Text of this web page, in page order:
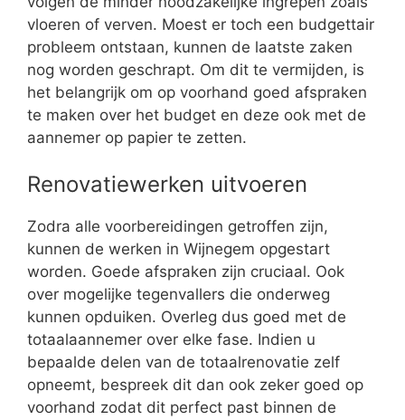
vloeren of verven. Moest er toch een budgettair
probleem ontstaan, kunnen de laatste zaken
nog worden geschrapt. Om dit te vermijden, is
het belangrijk om op voorhand goed afspraken
te maken over het budget en deze ook met de
aannemer op papier te zetten.
Renovatiewerken uitvoeren
Zodra alle voorbereidingen getroffen zijn,
kunnen de werken in Wijnegem opgestart
worden. Goede afspraken zijn cruciaal. Ook
over mogelijke tegenvallers die onderweg
kunnen opduiken. Overleg dus goed met de
totaalaannemer over elke fase. Indien u
bepaalde delen van de totaalrenovatie zelf
opneemt, bespreek dit dan ook zeker goed op
voorhand zodat dit perfect past binnen de